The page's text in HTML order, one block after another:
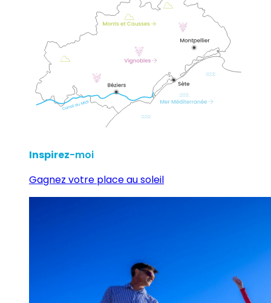
Inspirez-moi
Gagnez votre place au soleil